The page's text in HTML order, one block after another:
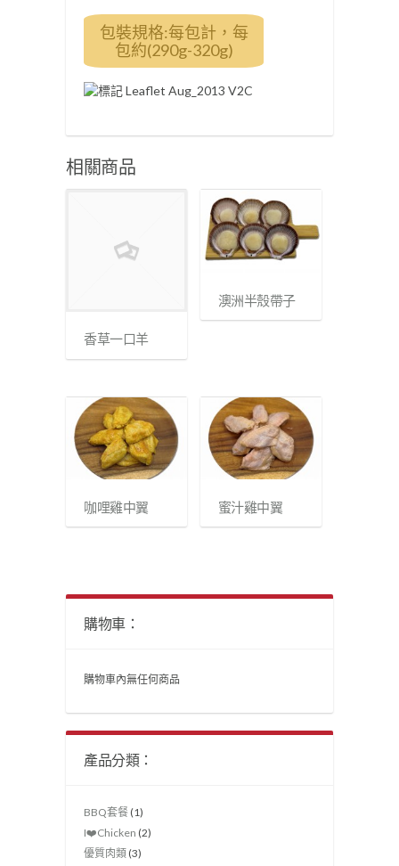
包裝規格:每包計，每
包約(290g-320g)
相關商品
香草一口羊
澳洲半殼帶子
咖哩雞中翼 蜜汁雞中翼
購物車：
購物車內無任何商品
產品分類：
BBQ套餐 (1)
I❤️Chicken (2)
優質肉類 (3)